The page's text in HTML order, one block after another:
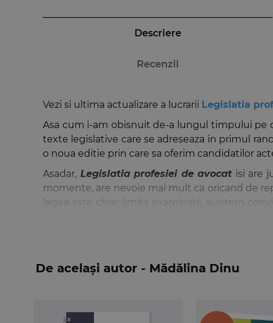
Descriere
Recenzii
Vezi si ultima actualizare a lucrarii Legislatia
Asa cum i-am obisnuit de-a lungul timpului pe
texte legislative care se adreseaza in primul
o noua editie prin care sa oferim candidatilor
Asadar, Legislatia profesiei de avocat isi are
momente, are nevoie mai mult ca oricand de
legea este chiar limita examinarii, suntem
dobandirii titlului profesional de avocat stagiar)
– modificarea art. 61 alin. (1) din Legea nr. 51/
De același autor - Mădălina Dinu